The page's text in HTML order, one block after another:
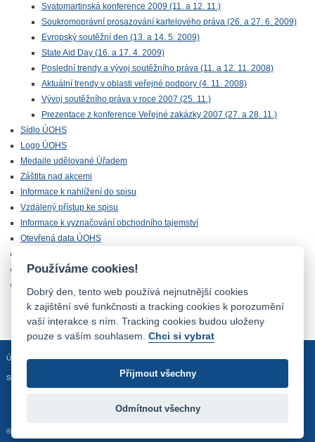
Svatomartinská konference 2009 (11. a 12. 11.)
Soukromoprávní prosazování kartelového práva (26. a 27. 6. 2009)
Evropský soutěžní den (13. a 14. 5. 2009)
State Aid Day (16. a 17. 4. 2009)
Poslední trendy a vývoj soutěžního práva (11. a 12. 11. 2008)
Aktuální trendy v oblasti veřejné podpory (4. 11. 2008)
Vývoj soutěžního práva v roce 2007 (25. 11.)
Prezentace z konference Veřejné zakázky 2007 (27. a 28. 11.)
Sídlo ÚOHS
Logo ÚOHS
Medaile udělované Úřadem
Záštita nad akcemi
Informace k nahlížení do spisu
Vzdálený přístup ke spisu
Informace k vyznačování obchodního tajemství
Otevřená data ÚOHS
Chráněná zóna
Úvodní stránka Mapa stránek Prohlášení o přístupnosti
Sledujte nás:
© 2012 - 2026 Úřad pro ochranu hospodářské soutěže
Používáme cookies!
Dobrý den, tento web používá nejnutnější cookies
k zajištění své funkčnosti a tracking cookies k porozumění
vaší interakce s ním. Tracking cookies budou uloženy
pouze s vaším souhlasem.Chci si vybrat
Přijmout všechny
Odmítnout všechny